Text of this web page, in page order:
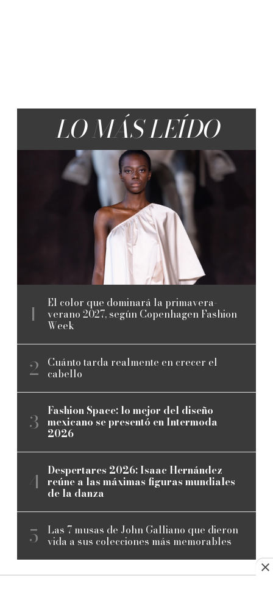
LO MÁS LEÍDO
El color que dominará la primavera-
verano 2027, según Copenhagen Fashion
Week
Cuánto tarda realmente en crecer el
cabello
Fashion Space: lo mejor del diseño
mexicano se presentó en Intermoda
2026
Despertares 2026: Isaac Hernández
reúne a las máximas figuras mundiales
de la danza
Las 7 musas de John Galliano que dieron
vida a sus colecciones más memorables